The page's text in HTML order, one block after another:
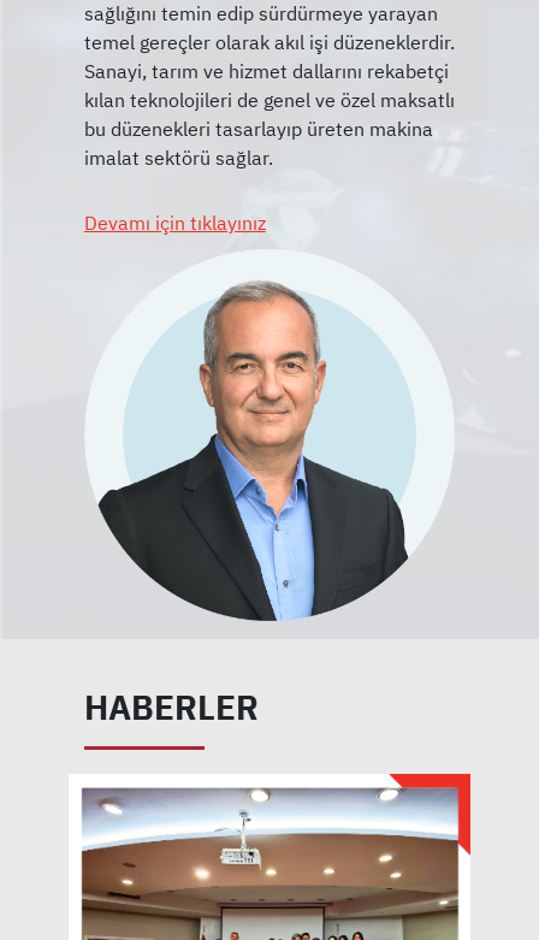
sağlığını temin edip sürdürmeye yarayan
temel gereçler olarak akıl işi düzeneklerdir.
Sanayi, tarım ve hizmet dallarını rekabetçi
kılan teknolojileri de genel ve özel maksatlı
bu düzenekleri tasarlayıp üreten makina
Devamı için tıklayınız
HABERLER